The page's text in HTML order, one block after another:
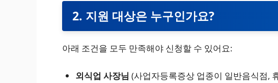
2. 지원 대상은 누구인가요?
아래 조건을 모두 만족해야 신청할 수 있어요:
외식업 사장님 (사업자등록증상 업종이 일반음식점,